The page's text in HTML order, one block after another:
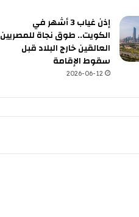
إذن غياب 3 أشهر في
الكويت.. طوق نجاة للمصريين
العالقين خارج البلاد قبل
سقوط الإقامة
2026-06-12